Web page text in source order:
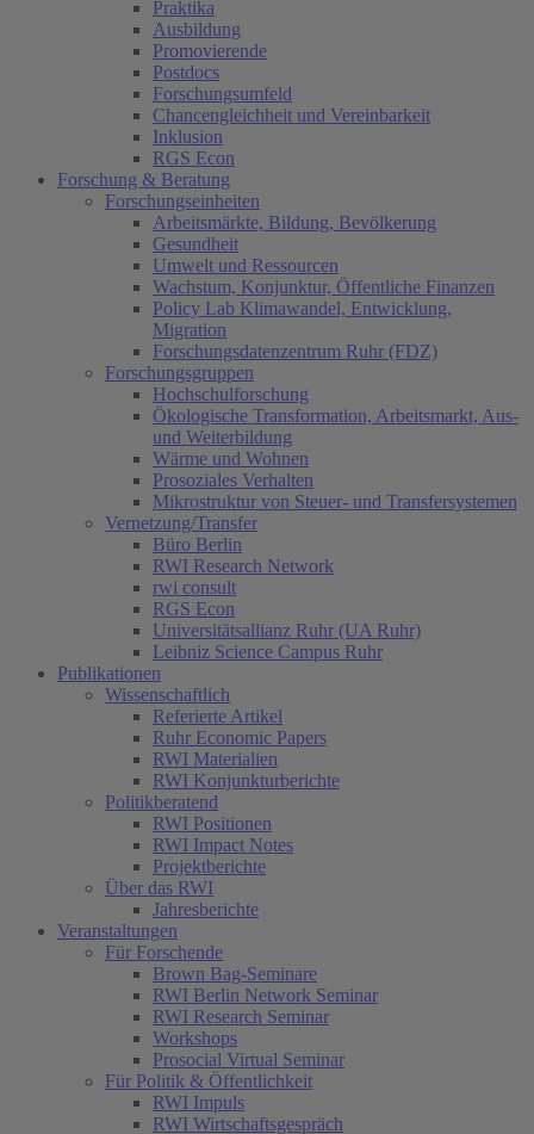
Praktika
Ausbildung
Promovierende
Postdocs
Forschungsumfeld
Chancengleichheit und Vereinbarkeit
Inklusion
RGS Econ
Forschung & Beratung
Forschungseinheiten
Arbeitsmärkte, Bildung, Bevölkerung
Gesundheit
Umwelt und Ressourcen
Wachstum, Konjunktur, Öffentliche Finanzen
Policy Lab Klimawandel, Entwicklung,
Migration
Forschungsdatenzentrum Ruhr (FDZ)
Forschungsgruppen
Hochschulforschung
Ökologische Transformation, Arbeitsmarkt, Aus-
und Weiterbildung
Wärme und Wohnen
Prosoziales Verhalten
Mikrostruktur von Steuer- und Transfersystemen
Vernetzung/Transfer
Büro Berlin
RWI Research Network
rwi consult
RGS Econ
Universitätsallianz Ruhr (UA Ruhr)
Leibniz Science Campus Ruhr
Publikationen
Wissenschaftlich
Referierte Artikel
Ruhr Economic Papers
RWI Materialien
RWI Konjunkturberichte
Politikberatend
RWI Positionen
RWI Impact Notes
Projektberichte
Über das RWI
Jahresberichte
Veranstaltungen
Für Forschende
Brown Bag-Seminare
RWI Berlin Network Seminar
RWI Research Seminar
Workshops
Prosocial Virtual Seminar
Für Politik & Öffentlichkeit
RWI Impuls
RWI Wirtschaftsgespräch